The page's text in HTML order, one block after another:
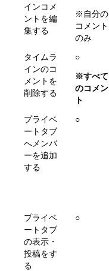
インコメ
ントを編
集する
※自分の
コメント
のみ
タイムラ
インのコ
メントを
削除する
○
※すべて
のコメン
ト
プライベ
ートタブ
へメンバ
ーを追加
する
○
プライベ
ートタブ
の表示・
投稿をす
る
○